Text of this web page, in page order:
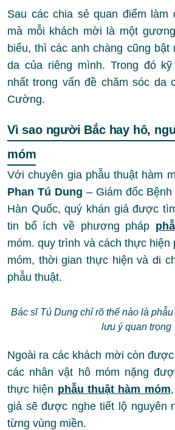
Sau các chia sẻ quan điểm làm
mà mỗi khách mời là một
biểu, thì các anh chàng cũng
da của riêng mình. Trong đó
nhất trong vấn đề chăm sóc da
Cường.
Vì sao người Bắc hay hô,
móm
Với chuyên gia phẫu thuật hàm
Phan Tú Dung – Giám đốc
Hàn Quốc, quý khán giả được
tin bổ ích về phương pháp
móm. quy trình và cách thực hiện
móm, thời gian thực hiện và di
phẫu thuật.
Bác sĩ Tú Dung chỉ rõ thế nào là
lưu ý quan trọng
Ngoài ra các khách mời còn
các nhân vật hô móm nặng
thực hiện phẫu thuật hàm móm
giả sẽ được nghe tiết lộ nguyên
từng vùng miền.